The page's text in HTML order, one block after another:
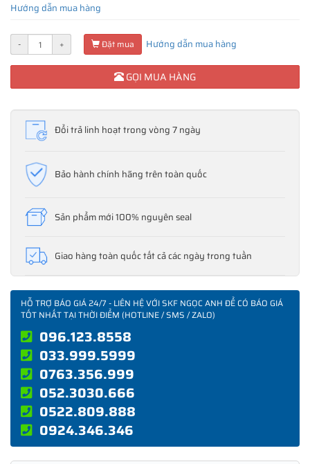
Hướng dẫn mua hàng
- + Đặt mua Hướng dẫn mua hàng
GỌI MUA HÀNG
Đổi trả linh hoạt trong vòng 7 ngày
Bảo hành chính hãng trên toàn quốc
Sản phẩm mới 100% nguyên seal
Giao hàng toàn quốc tất cả các ngày trong tuần
HỖ TRỢ BÁO GIÁ 24/7 - LIÊN HỆ VỚI SKF NGỌC ANH ĐỂ CÓ BÁO GIÁ
TỐT NHẤT TẠI THỜI ĐIỂM (HOTLINE / SMS / ZALO)
096.123.8558
033.999.5999
0763.356.999
052.3030.666
0522.809.888
0924.346.346